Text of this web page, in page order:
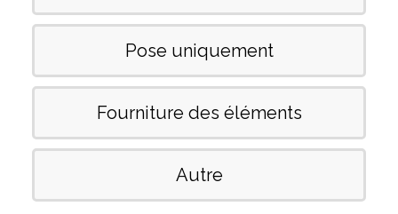
Pose uniquement
Fourniture des éléments
Autre